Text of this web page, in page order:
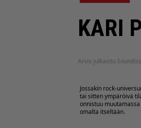
KARI
Arvio julkaistu
Jossakin rock-
tai sitten ympäröivä
onnistuu
omalta itseltään.